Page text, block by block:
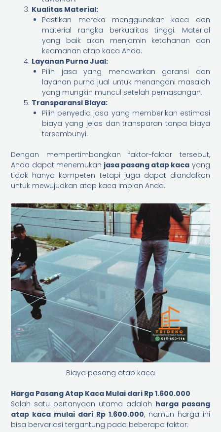
Kualitas Material:
Pastikan mereka menggunakan kaca dan
material rangka berkualitas tinggi. Material
yang baik akan menjamin ketahanan dan
keamanan atap kaca Anda.
Layanan Purna Jual:
Pilih jasa yang menawarkan garansi dan
layanan purna jual untuk menangani masalah
yang mungkin muncul setelah pemasangan.
Transparansi Biaya:
Pilih penyedia jasa yang memberikan estimasi
biaya yang jelas dan transparan tanpa biaya
tersembunyi.
Dengan mempertimbangkan faktor-faktor tersebut,
Anda dapat menemukan jasa pasang atap kaca yang
tidak hanya kompeten tetapi juga dapat diandalkan
untuk mewujudkan atap kaca impian Anda.
Biaya pasang atap kaca
Harga Pasang Atap Kaca Mulai dari Rp 1.600.000
Salah satu pertanyaan utama adalah harga pasang
atap kaca mulai dari Rp 1.600.000, namun harga ini
bisa bervariasi tergantung pada beberapa faktor: